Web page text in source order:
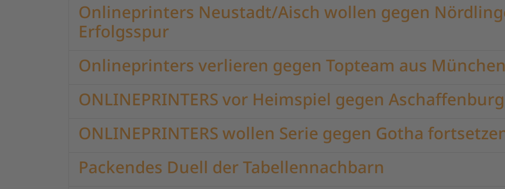
Onlineprinters Neustadt/Aisch wollen gegen
Erfolgsspur
Onlineprinters verlieren gegen Topteam aus München
ONLINEPRINTERS vor Heimspiel gegen Aschaffenburg
ONLINEPRINTERS wollen Serie gegen Gotha
Packendes Duell der Tabellennachbarn